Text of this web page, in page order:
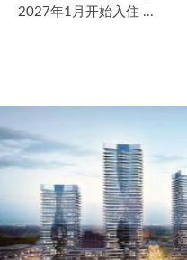
2027年1月开始入住 ...